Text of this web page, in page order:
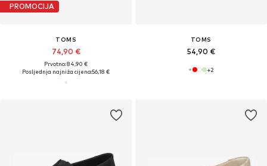
PROMOCIJA
TOMS
74,90 €
Prvotno: 84,90 €
Posljednja najniža cijena:56,18 €
TOMS
54,90 €
+2